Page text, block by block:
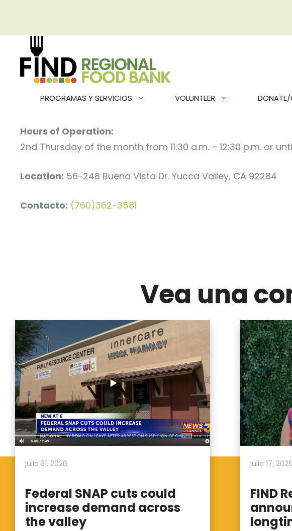
contenido
PROGRAMAS Y SERVICIOS VOLUNTEER DONATE/
Hours of Operation:
2nd Thursday of the month from 11:30 a.m. – 12:30 p.m. or
Location: 56-248 Buena Vista Dr. Yucca Valley, CA 92284
Contacto: (760)362-3581
Vea una
julio 31, 2026
Federal SNAP cuts could
increase demand across
the valley
julio 17, 2026
FIND